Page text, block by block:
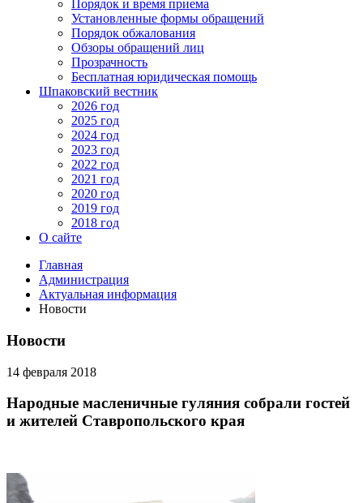
Порядок и время приема
Установленные формы обращений
Порядок обжалования
Обзоры обращений лиц
Прозрачность
Бесплатная юридическая помощь
Шпаковский вестник
2026 год
2025 год
2024 год
2023 год
2022 год
2021 год
2020 год
2019 год
2018 год
О сайте
Главная
Администрация
Актуальная информация
Новости
Новости
14 февраля 2018
Народные масленичные гуляния собрали гостей
и жителей Ставропольского края